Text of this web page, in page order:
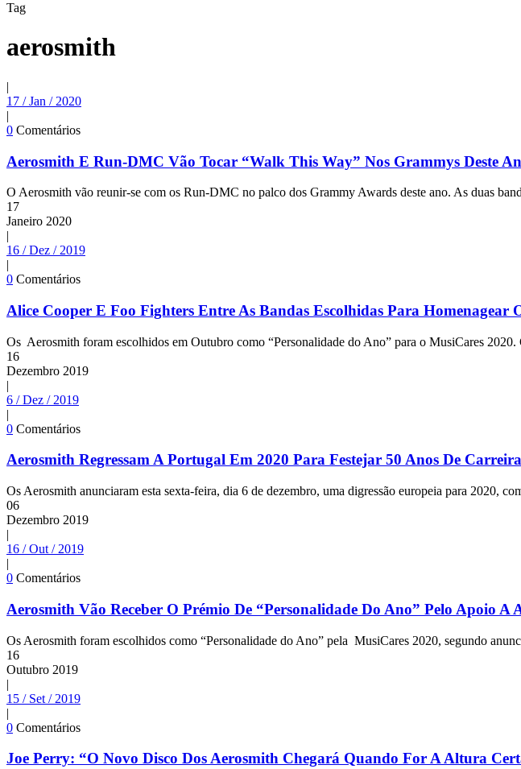
Tag
aerosmith
|
17 / Jan / 2020
|
0 Comentários
Aerosmith E Run-DMC Vão Tocar “Walk This Way” Nos Grammys Deste
O Aerosmith vão reunir-se com os Run-DMC no palco dos Grammy Awards deste ano. As duas
17
Janeiro 2020
|
16 / Dez / 2019
|
0 Comentários
Alice Cooper E Foo Fighters Entre As Bandas Escolhidas Para Homenagear
Os Aerosmith foram escolhidos em Outubro como “Personalidade do Ano” para o MusiCares
16
Dezembro 2019
|
6 / Dez / 2019
|
0 Comentários
Aerosmith Regressam A Portugal Em 2020 Para Festejar 50 Anos De Carreira
Os Aerosmith anunciaram esta sexta-feira, dia 6 de dezembro, uma digressão europeia para 2020,
06
Dezembro 2019
|
16 / Out / 2019
|
0 Comentários
Aerosmith Vão Receber O Prémio De “Personalidade Do Ano” Pelo Apoio A
Os Aerosmith foram escolhidos como “Personalidade do Ano” pela MusiCares 2020, segundo
16
Outubro 2019
|
15 / Set / 2019
|
0 Comentários
Joe Perry: “O Novo Disco Dos Aerosmith Chegará Quando For A Altura